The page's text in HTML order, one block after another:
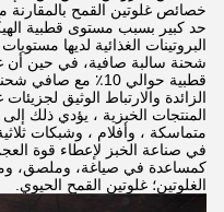
خصائص غلوتين القمح بالمقارنة
حد كبير بسبب مستوى قطبية
شحنة سالبة صافية، في حين أن
قطبية حوالي 10٪ مع
الزائدة والارتباط الوثيق
المنتجات الخبزية ، يؤدي ذلك
متماسكة ، وأفلام ، وشبكات
في صناعة الخبز لإعطاء قوة
كمساعدة في صياغة، وملصق،
الغلوتين؛ غلوتين القمح الحيوي.